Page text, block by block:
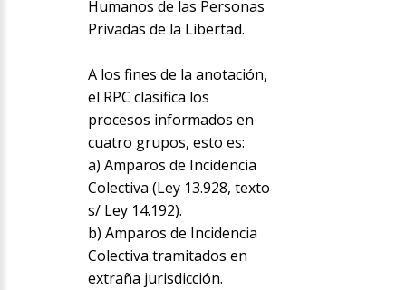
Humanos de las Personas
Privadas de la Libertad.
A los fines de la anotación,
el RPC clasifica los
procesos informados en
cuatro grupos, esto es:
a) Amparos de Incidencia
Colectiva (Ley 13.928, texto
s/ Ley 14.192).
b) Amparos de Incidencia
Colectiva tramitados en
extraña jurisdicción.